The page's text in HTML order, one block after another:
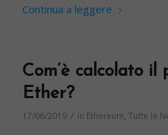
Continua a leggere
Com’è calcolato il
Ether?
17/06/2019 / in Ethereum,Tutte le